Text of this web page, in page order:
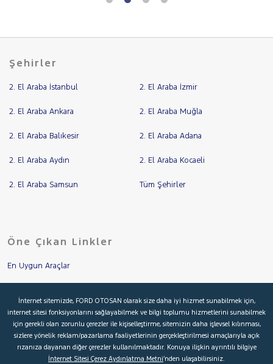
Şehirler
2. El Araba İstanbul 2. El Araba İzmir
2. El Araba Ankara 2. El Araba Muğla
2. El Araba Balıkesir 2. El Araba Adana
2. El Araba Aydın 2. El Araba Kocaeli
2. El Araba Samsun Tüm Şehirler
Öne Çıkan Linkler
En Uygun Araçlar
İkinci El Garanti
Kampanyalar
İnternet sitemizde, FORD OTOSAN olarak size daha iyi hizmet sunabilmek için,
internet sitesi fonksiyonlarını sağlayabilmek ve bilgi toplumu hizmetlerini sunabilmek
için gerekli olan zorunlu çerezler ile kişiselleştirme, sitemizin daha işlevsel kılınması,
sizlere yönelik reklam/pazarlama faaliyetlerinin gerçekleştirilmesi amaçlarıyla açık
rızanıza dayanan diğer çerezler kullanılmaktadır. Konuya ilişkin ayrıntılı bilgiye
İnternet Sitesi Çerez Aydınlatma Metni’nden ulaşabilirsiniz.